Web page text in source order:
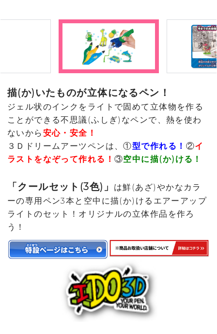
描(か)いたものが立体になるペン！
ジェル状のインクをライトで固めて立体物を作る
ことができる不思議(ふしぎ)なペンで、熱を使わ
ないから 安心・安全！
３Ｄドリームアーツペンは、①型で作れる！ ②イ
ラストをなぞって作れる！③空中に描(か)ける！
「クールセット(3色)」
は鮮(あざ)やかなカラ
ーの専用ペン3本と空中に描(か)けるエアーアップ
ライトのセット！オリジナルの立体作品を作ろ
う！